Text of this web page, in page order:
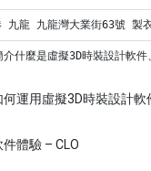
九龍 九龍灣大業街63號 製衣
什麼是虛擬3D時裝設計軟件
何運用虛擬3D時裝設計
件體驗 – CLO